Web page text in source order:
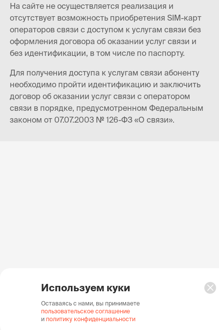
На сайте не осуществляется реализация и
отсутствует возможность приобретения SIM-карт
операторов связи с доступом к услугам связи без
оформления договора об оказании услуг связи и
без идентификации, в том числе по паспорту.
Для получения доступа к услугам связи абоненту
необходимо пройти идентификацию и заключить
договор об оказании услуг связи с оператором
связи в порядке, предусмотренном Федеральным
законом от 07.07.2003 № 126-ФЗ «О связи».
Используем куки
Оставаясь с нами, вы принимаете
пользовательское соглашение
и политику конфиденциальности